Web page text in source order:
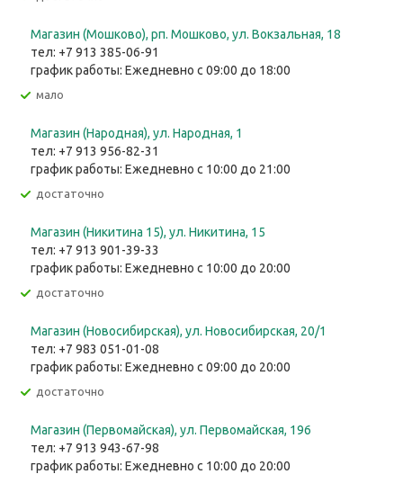
Магазин (Мошково), рп. Мошково, ул. Вокзальная, 18
тел: +7 913 385-06-91
график работы: Ежедневно с 09:00 до 18:00
Мало
Магазин (Народная), ул. Народная, 1
тел: +7 913 956-82-31
график работы: Ежедневно с 10:00 до 21:00
Достаточно
Магазин (Никитина 15), ул. Никитина, 15
тел: +7 913 901-39-33
график работы: Ежедневно с 10:00 до 20:00
Достаточно
Магазин (Новосибирская), ул. Новосибирская, 20/1
тел: +7 983 051-01-08
график работы: Ежедневно с 09:00 до 20:00
Достаточно
Магазин (Первомайская), ул. Первомайская, 196
тел: +7 913 943-67-98
график работы: Ежедневно с 10:00 до 20:00